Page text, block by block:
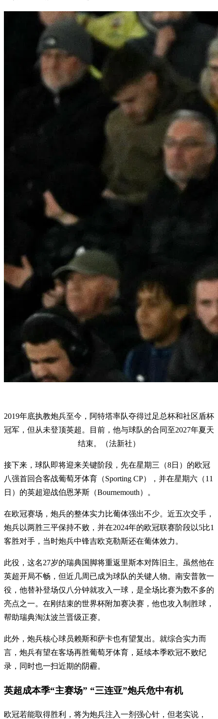
2019年底执教炮兵至今，阿特塔率队夺得过足总杯和社区盾杯
冠军，但从未登顶英超。目前，他与球队的合同至2027年夏天
结束。（法新社）
接下来，球队即将迎来关键阶段，先在星期三（8日）的欧冠
八强首回合客战葡萄牙体育（Sporting CP），并在星期六（11
日）的英超迎战伯恩茅斯（Bournemouth）。
在欧冠赛场，炮兵的整体实力比葡体强出不少。近五次交手，
炮兵以两胜三平保持不败，并在2024年的欧冠联赛阶段以5比1
客胜对手，当时炮兵中锋吉欧克勒斯还在葡体效力。
此役，这名27岁的瑞典国脚将重返里斯本对阵旧主。虽然他在
英超开局不畅，但近几周已成为球队的关键人物。南安普敦一
役，他替补登场仅八分钟就攻入一球，是全场比赛为数不多的
亮点之一。在刚结束的世界杯附加赛决赛，他也攻入制胜球，
帮助瑞典淘汰波兰晋级正赛。
此外，炮兵核心球员赖斯和萨卡也有望复出。就综合实力而
言，炮兵有望在客场再胜葡萄牙体育，延续本季欧冠不败纪
录，同时也一扫近期的阴霾。
英超成本季“主赛场” “三连亚”炮兵危中有机
欧冠若能取得胜利，将为炮兵注入一剂强心针，但老实说，